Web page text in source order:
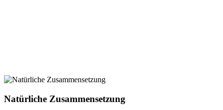
Natürliche Zusammensetzung